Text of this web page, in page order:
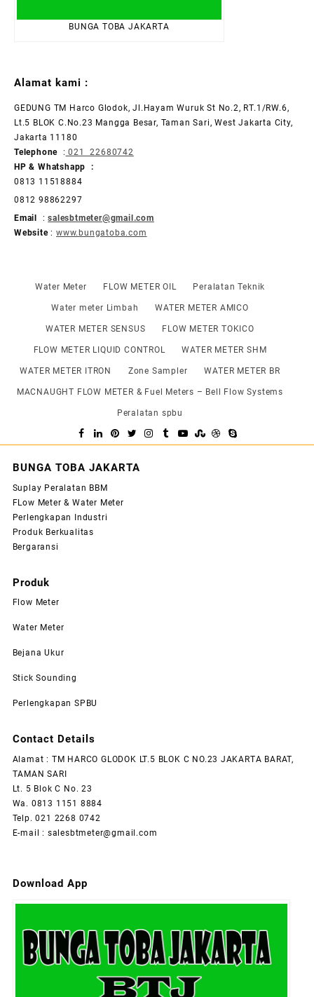
BUNGA TOBA JAKARTA
Alamat kami :
GEDUNG TM Harco Glodok, Jl.Hayam Wuruk St No.2, RT.1/RW.6,
Lt.5 BLOK C.No.23 Mangga Besar, Taman Sari, West Jakarta City,
Jakarta 11180
Telephone : 021 22680742
HP & Whatshapp :
0813 11518884
0812 98862297
Email
:salesbtmeter@gmail.com
Website:www.bungatoba.com
Water Meter FLOW METER OIL Peralatan Teknik
Water meter Limbah WATER METER AMICO
WATER METER SENSUS FLOW METER TOKICO
FLOW METER LIQUID CONTROL WATER METER SHM
WATER METER ITRON Zone Sampler WATER METER BR
MACNAUGHT FLOW METER & Fuel Meters – Bell Flow Systems
Peralatan spbu
BUNGA TOBA JAKARTA
Suplay Peralatan BBM
FLow Meter & Water Meter
Perlengkapan Industri
Produk Berkualitas
Bergaransi
Produk
Flow Meter
Water Meter
Bejana Ukur
Stick Sounding
Perlengkapan SPBU
Contact Details
Alamat : TM HARCO GLODOK LT.5 BLOK C NO.23 JAKARTA BARAT,
TAMAN SARI
Lt. 5 Blok C No. 23
Wa. 0813 1151 8884
Telp. 021 2268 0742
E-mail : salesbtmeter@gmail.com
Download App